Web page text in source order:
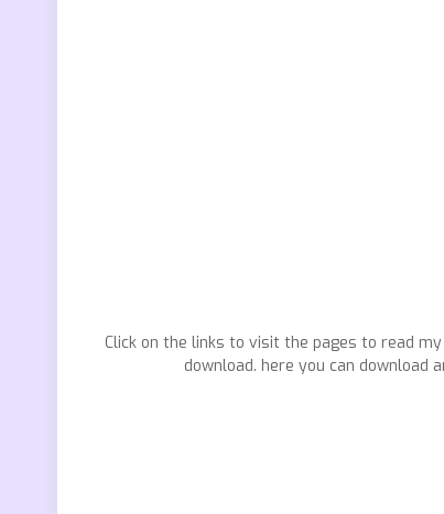
Click on the links to visit the pages to read
download. here you can